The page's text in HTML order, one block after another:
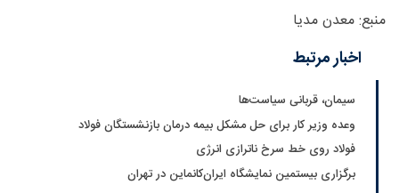
منبع: معدن مدیا
اخبار مرتبط
سیمان، قربانی سیاست‌ها
وعده وزیر کار برای حل مشکل بیمه درمان بازنشستگان فولاد
فولاد روی خط سرخ ناترازی انرژی
برگزاری بیستمین نمایشگاه ایران‌کانماین در تهران